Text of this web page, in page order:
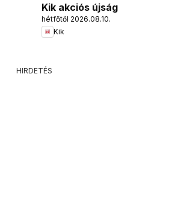
Kik akciós újság
hétfőtől 2026.08.10.
Kik
HIRDETÉS